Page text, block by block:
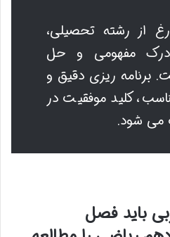
از رشته تحصیلی،
درک مفهومی و حل
برنامه ریزی دقیق و
کلید موفقیت در
شود.
باید فصل